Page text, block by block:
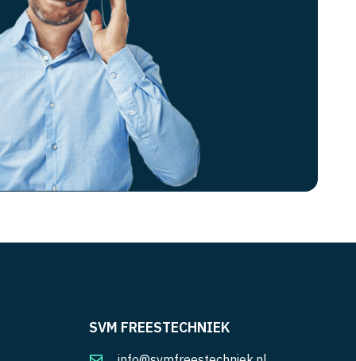
SVM FREESTECHNIEK